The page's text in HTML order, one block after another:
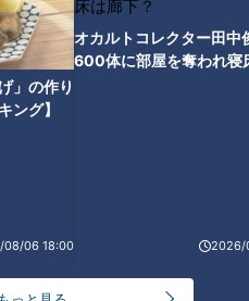
」の作り
ング】
06 18:00
オカルトコレクター田中
600体に部屋を奪われ寝
2026/